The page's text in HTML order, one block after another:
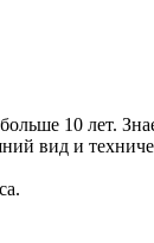
10 лет.
вид и